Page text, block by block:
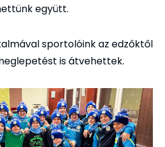
együtt.
sportolóink az edzőktől
is átvehettek.